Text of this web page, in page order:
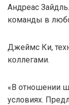
Андреас
команды в
Джеймс Ки,
коллегами.
«В отношении
условиях.